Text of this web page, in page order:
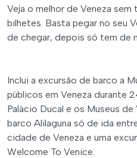
Veja o melhor de Veneza sem
bilhetes. Basta pegar no seu
de chegar, depois só tem de
Inclui a excursão de barco a
públicos em Veneza durante
Palácio Ducal e os Museus
barco Alilaguna só de ida
cidade de Veneza e uma
Welcome To Venice.